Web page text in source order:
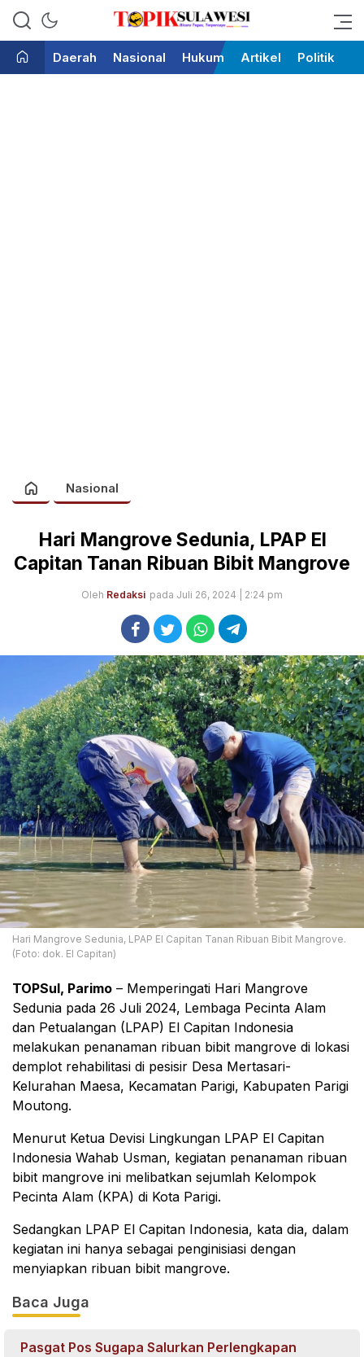
Topik Sulawesi
Bicara Tegas Terpercaya
Daerah
Nasional Hukum Artikel Politik
Nasional
Hari Mangrove Sedunia, LPAP El
Capitan Tanan Ribuan Bibit Mangrove
Oleh Redaksi pada Juli 26, 2024 | 2:24 pm
Hari Mangrove Sedunia, LPAP El Capitan Tanan Ribuan Bibit Mangrove.
(Foto: dok. El Capitan)
TOPSul, Parimo – Memperingati Hari Mangrove
Sedunia pada 26 Juli 2024, Lembaga Pecinta Alam
dan Petualangan (LPAP) El Capitan Indonesia
melakukan penanaman ribuan bibit mangrove di lokasi
demplot rehabilitasi di pesisir Desa Mertasari-
Kelurahan Maesa, Kecamatan Parigi, Kabupaten Parigi
Moutong.
Menurut Ketua Devisi Lingkungan LPAP El Capitan
Indonesia Wahab Usman, kegiatan penanaman ribuan
bibit mangrove ini melibatkan sejumlah Kelompok
Pecinta Alam (KPA) di Kota Parigi.
Sedangkan LPAP El Capitan Indonesia, kata dia, dalam
kegiatan ini hanya sebagai penginisiasi dengan
menyiapkan ribuan bibit mangrove.
Baca Juga
Pasgat Pos Sugapa Salurkan Perlengkapan